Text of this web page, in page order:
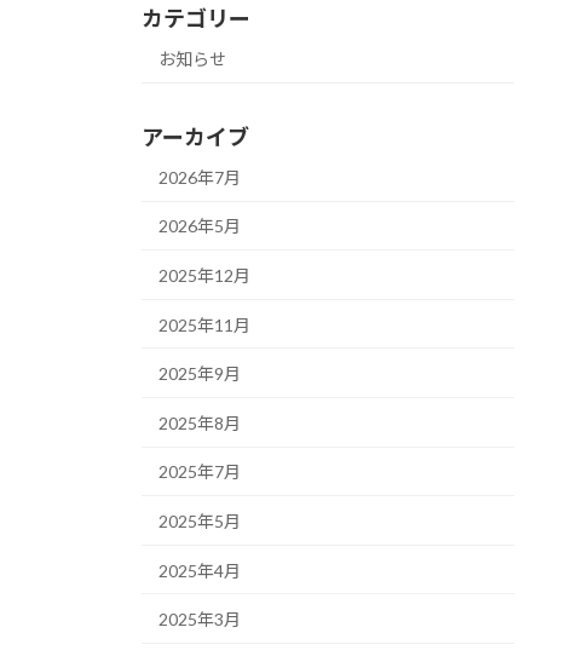
カテゴリー
お知らせ
アーカイブ
2026年7月
2026年5月
2025年12月
2025年11月
2025年9月
2025年8月
2025年7月
2025年5月
2025年4月
2025年3月